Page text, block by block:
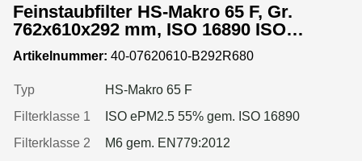
Feinstaubfilter HS-Makro 65 F, Gr.
762x610x292 mm, ISO 16890 ISO
ePM2.5 55%, Rahmen: Edelstahl 1.4301,
Dichtung: einseitig, geschäumt
Artikelnummer: 40-07620610-B292R680
Typ
HS-Makro 65 F
Filterklasse 1
ISO ePM2.5 55% gem. ISO 16890
Filterklasse 2
M6 gem. EN779:2012